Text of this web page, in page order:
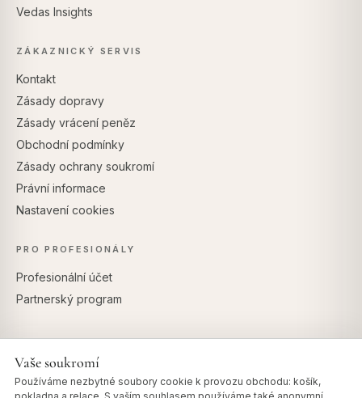
Vedas Insights
ZÁKAZNICKÝ SERVIS
Kontakt
Zásady dopravy
Zásady vrácení peněz
Obchodní podmínky
Zásady ochrany soukromí
Právní informace
Nastavení cookies
PRO PROFESIONÁLY
Profesionální účet
Partnerský program
Vaše soukromí
Používáme nezbytné soubory cookie k provozu obchodu: košík,